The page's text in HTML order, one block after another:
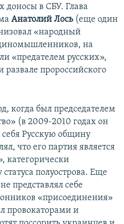
доносы в СБУ. Глава
Анатолий Лось (еще один
«народный
на
«предателем русских»,
пророссийского
когда был председателем
(в 2009-2010 годах он
Русскую общину
что его партия является
категорически
полуострова. Еще
представлял себе
«присоединения»
провокаторами и